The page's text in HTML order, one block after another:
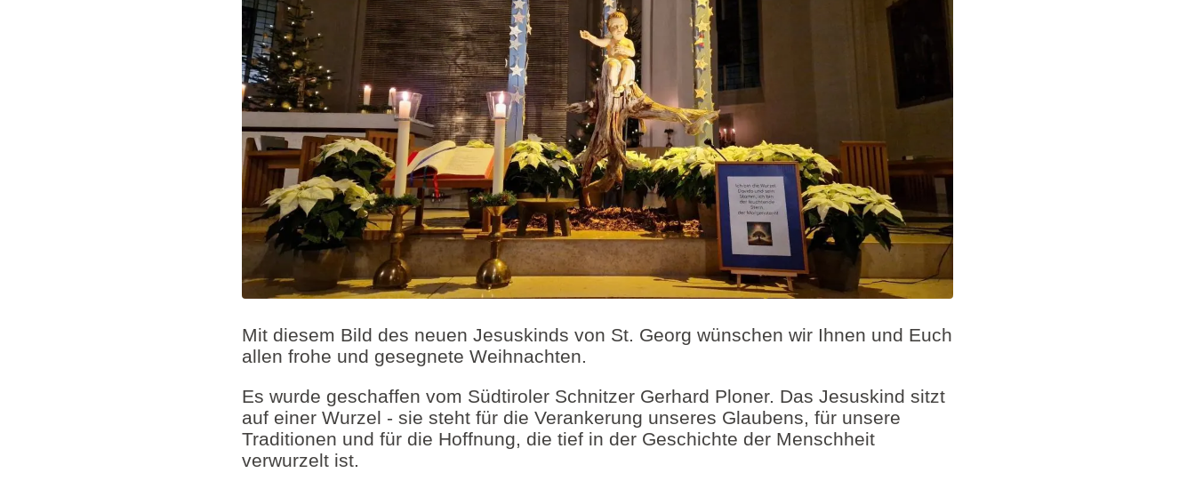
Mit diesem Bild des neuen Jesuskinds von St. Georg wünschen wir Ihnen und Euch
allen frohe und gesegnete Weihnachten.
Es wurde geschaffen vom Südtiroler Schnitzer Gerhard Ploner. Das Jesuskind sitzt
auf einer Wurzel - sie steht für die Verankerung unseres Glaubens, für unsere
Traditionen und für die Hoffnung, die tief in der Geschichte der Menschheit
verwurzelt ist.